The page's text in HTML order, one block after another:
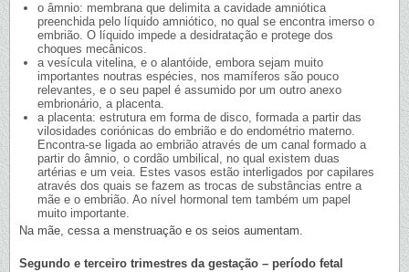
o âmnio: membrana que delimita a cavidade amniótica
preenchida pelo líquido amniótico, no qual se encontra imerso o
embrião. O líquido impede a desidratação e protege dos
choques mecânicos.
a vesícula vitelina, e o alantóide, embora sejam muito
importantes noutras espécies, nos mamíferos são pouco
relevantes, e o seu papel é assumido por um outro anexo
embrionário, a placenta.
a placenta: estrutura em forma de disco, formada a partir das
vilosidades coriónicas do embrião e do endométrio materno.
Encontra-se ligada ao embrião através de um canal formado a
partir do âmnio, o cordão umbilical, no qual existem duas
artérias e um veia. Estes vasos estão interligados por capilares
através dos quais se fazem as trocas de substâncias entre a
mãe e o embrião. Ao nível hormonal tem também um papel
muito importante.
Na mãe, cessa a menstruação e os seios aumentam.
Segundo e terceiro trimestres da gestação – período fetal